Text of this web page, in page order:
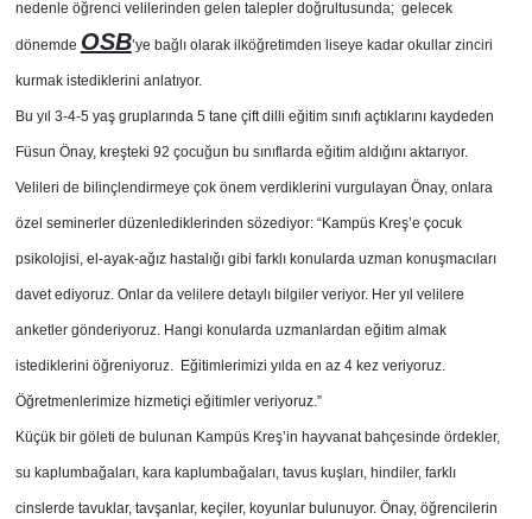
nedenle öğrenci velilerinden gelen talepler doğrultusunda; gelecek
dönemde OSB’ye bağlı olarak ilköğretimden liseye kadar okullar zinciri
kurmak istediklerini anlatıyor.
Bu yıl 3-4-5 yaş gruplarında 5 tane çift dilli eğitim sınıfı açtıklarını kaydeden
Füsun Önay, kreşteki 92 çocuğun bu sınıflarda eğitim aldığını aktarıyor.
Velileri de bilinçlendirmeye çok önem verdiklerini vurgulayan Önay, onlara
özel seminerler düzenlediklerinden sözediyor: “Kampüs Kreş’e çocuk
psikolojisi, el-ayak-ağız hastalığı gibi farklı konularda uzman konuşmacıları
davet ediyoruz. Onlar da velilere detaylı bilgiler veriyor. Her yıl velilere
anketler gönderiyoruz. Hangi konularda uzmanlardan eğitim almak
istediklerini öğreniyoruz. Eğitimlerimizi yılda en az 4 kez veriyoruz.
Öğretmenlerimize hizmetiçi eğitimler veriyoruz.”
Küçük bir göleti de bulunan Kampüs Kreş’in hayvanat bahçesinde ördekler,
su kaplumbağaları, kara kaplumbağaları, tavus kuşları, hindiler, farklı
cinslerde tavuklar, tavşanlar, keçiler, koyunlar bulunuyor. Önay, öğrencilerin